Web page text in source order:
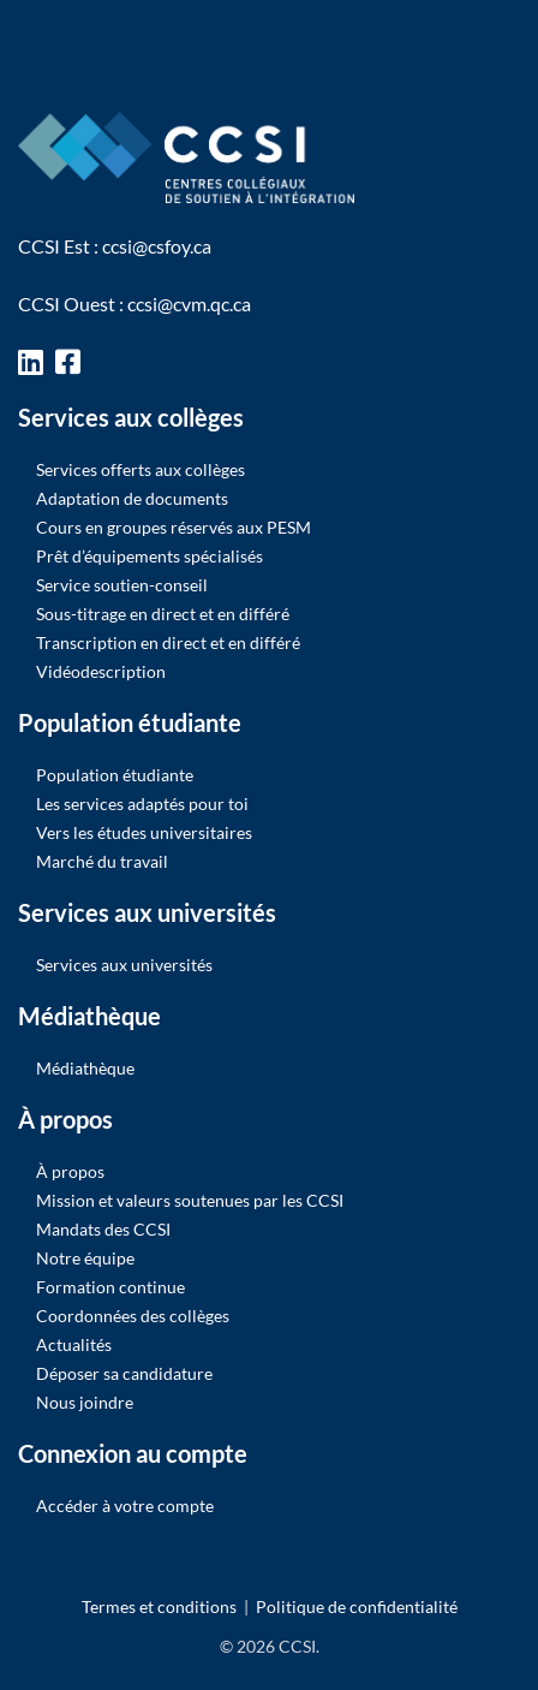
CCSI Est : ccsi@csfoy.ca
CCSI Ouest : ccsi@cvm.qc.ca
Services aux collèges
Services offerts aux collèges
Adaptation de documents
Cours en groupes réservés aux PESM
Prêt d’équipements spécialisés
Service soutien-conseil
Sous-titrage en direct et en différé
Transcription en direct et en différé
Vidéodescription
Population étudiante
Population étudiante
Les services adaptés pour toi
Vers les études universitaires
Marché du travail
Services aux universités
Services aux universités
Médiathèque
Médiathèque
À propos
À propos
Mission et valeurs soutenues par les CCSI
Mandats des CCSI
Notre équipe
Formation continue
Coordonnées des collèges
Actualités
Déposer sa candidature
Nous joindre
Connexion au compte
Accéder à votre compte
Termes et conditions | Politique de confidentialité
© 2026 CCSI.